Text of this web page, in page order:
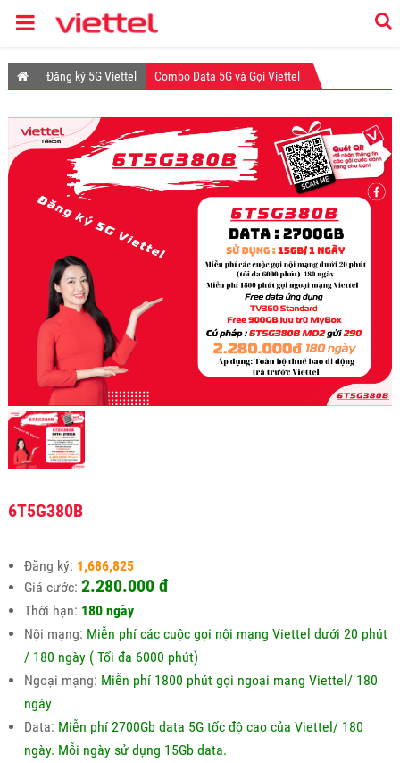
Đăng ký 5G Viettel Combo Data 5G và Gọi Viettel
6T5G380B
Đăng ký: 1,686,825
Giá cước: 2.280.000 đ
Thời hạn: 180 ngày
Nội mạng: Miễn phí các cuộc gọi nội mạng Viettel dưới 20 phút
/ 180 ngày ( Tối đa 6000 phút)
Ngoại mạng: Miễn phí 1800 phút gọi ngoại mạng Viettel/ 180
ngày
Data: Miễn phí 2700Gb data 5G tốc độ cao của Viettel/ 180
ngày. Mỗi ngày sử dụng 15Gb data.